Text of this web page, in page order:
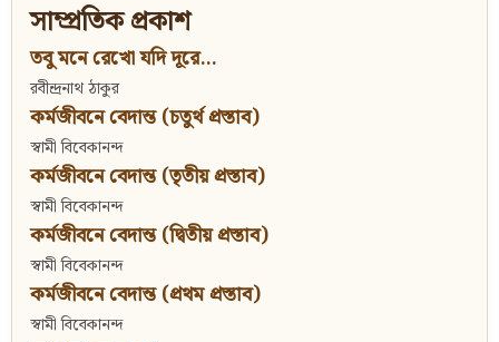
সাম্প্রতিক প্রকাশ
তবু মনে রেখো যদি দূরে...
রবীন্দ্রনাথ ঠাকুর
কর্মজীবনে বেদান্ত (চতুর্থ প্রস্তাব)
স্বামী বিবেকানন্দ
কর্মজীবনে বেদান্ত (তৃতীয় প্রস্তাব)
স্বামী বিবেকানন্দ
কর্মজীবনে বেদান্ত (দ্বিতীয় প্রস্তাব)
স্বামী বিবেকানন্দ
কর্মজীবনে বেদান্ত (প্রথম প্রস্তাব)
স্বামী বিবেকানন্দ